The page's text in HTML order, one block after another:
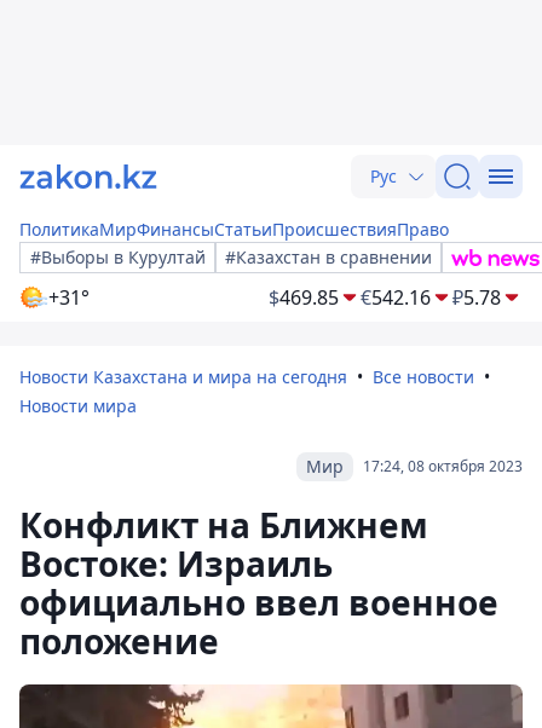
Рус
ПолитикаМирФинансыСтатьиПроисшествияПраво
#Выборы в Курултай
#Казахстан в сравнении
+31° $469.85 €542.16 ₽5.78
Новости Казахстана и мира на сегодня
Все новости
Новости мира
17:24, 08 октября 2023
Мир
Конфликт на Ближнем
Востоке: Израиль
официально ввел военное
положение